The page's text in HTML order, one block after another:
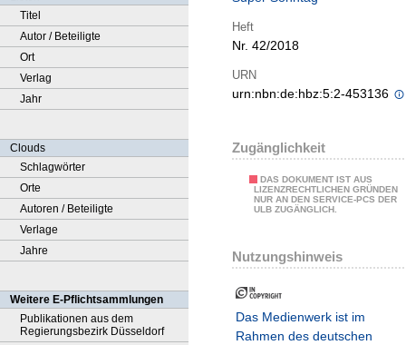
Titel
Autor / Beteiligte
Ort
Verlag
Jahr
Clouds
Schlagwörter
Orte
Autoren / Beteiligte
Verlage
Jahre
Weitere E-Pflichtsammlungen
Publikationen aus dem
Regierungsbezirk Düsseldorf
Heft
Nr. 42/2018
URN
urn:nbn:de:hbz:5:2-453136
Zugänglichkeit
DAS DOKUMENT IST AUS
LIZENZRECHTLICHEN GRÜNDEN
NUR AN DEN SERVICE-PCS DER
ULB ZUGÄNGLICH.
Nutzungshinweis
Das Medienwerk ist im
Rahmen des deutschen